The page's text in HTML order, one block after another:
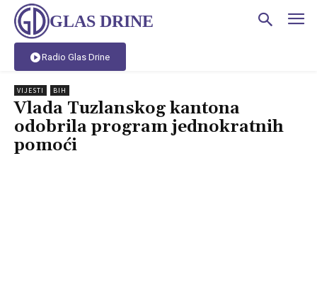
GLAS DRINE
Radio Glas Drine
VIJESTI BIH
Vlada Tuzlanskog kantona
odobrila program jednokratnih
pomoći